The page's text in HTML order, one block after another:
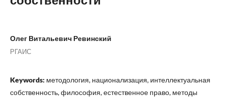
Олег Витальевич Ревинский
РГАИС
Keywords: методология, национализация, интеллектуальная
собственность, философия, естественное право, методы